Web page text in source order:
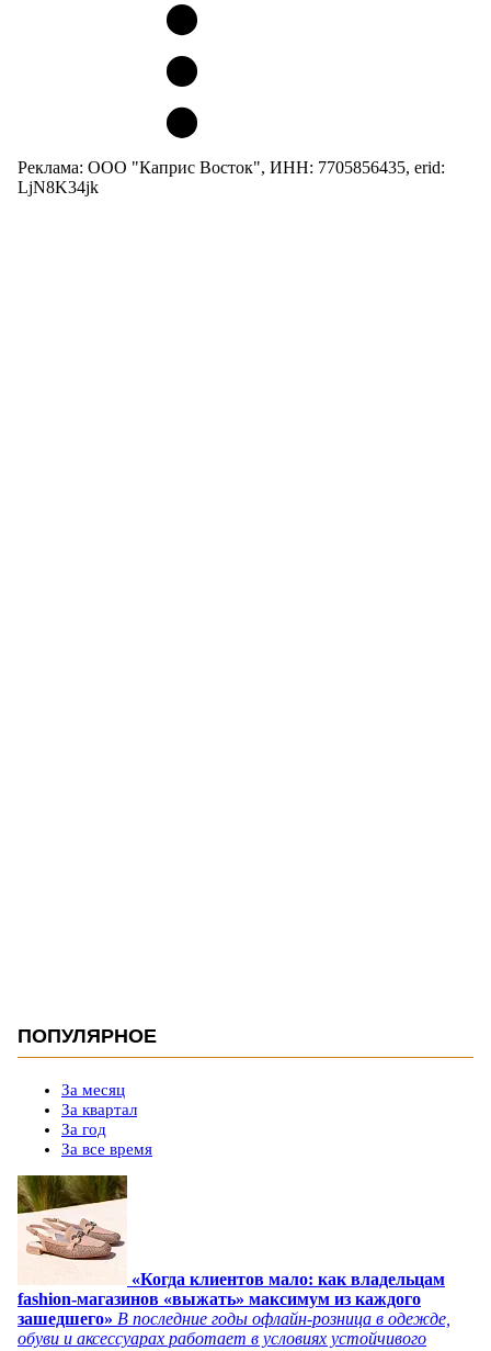
Реклама: ООО "Каприс Восток", ИНН: 7705856435, erid:
LjN8K34jk
ПОПУЛЯРНОЕ
За месяц
За квартал
За год
За все время
«Когда клиентов мало: как владельцам
fashion-магазинов «выжать» максимум из каждого
зашедшего» В последние годы офлайн-розница в одежде,
обуви и аксессуарах работает в условиях устойчивого